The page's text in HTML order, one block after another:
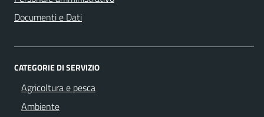
Documenti e Dati
CATEGORIE DI SERVIZIO
Agricoltura e pesca
Ambiente